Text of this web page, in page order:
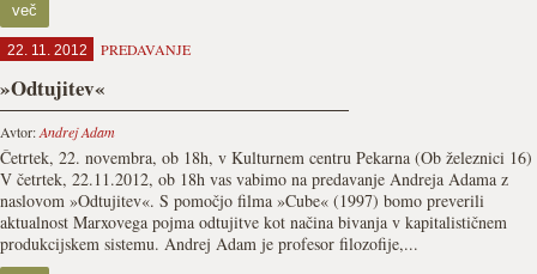
več
22. 11. 2012 PREDAVANJE
»Odtujitev«
Avtor:Andrej Adam
Četrtek, 22. novembra, ob 18h, v Kulturnem centru Pekarna (Ob železnici 16)
V četrtek, 22.11.2012, ob 18h vas vabimo na predavanje Andreja Adama z
naslovom »Odtujitev«. S pomočjo filma »Cube« (1997) bomo preverili
aktualnost Marxovega pojma odtujitve kot načina bivanja v kapitalističnem
produkcijskem sistemu. Andrej Adam je profesor filozofije,...